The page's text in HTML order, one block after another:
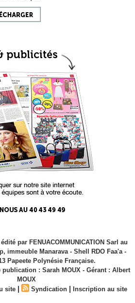
par FENUACOMMUNICATION Sarl au
immeuble Manarava - Shell RDO Faa'a -
Papeete Polynésie Française.
publication : Sarah MOUX - Gérant : Albert
MOUX
site | Syndication | Inscription au site